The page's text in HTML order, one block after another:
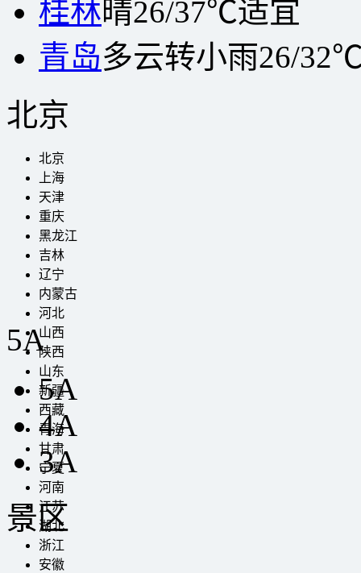
桂林晴26/37℃适宜
青岛多云转小雨26/
北京
北京
上海
天津
重庆
黑龙江
吉林
辽宁
内蒙古
河北
山西
陕西
山东
新疆
西藏
青海
甘肃
宁夏
河南
江苏
湖北
浙江
安徽
5A
5A
4A
3A
景区